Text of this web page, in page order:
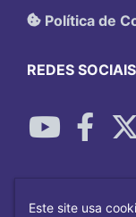
Política de
REDES SOCIAIS
Este site usa